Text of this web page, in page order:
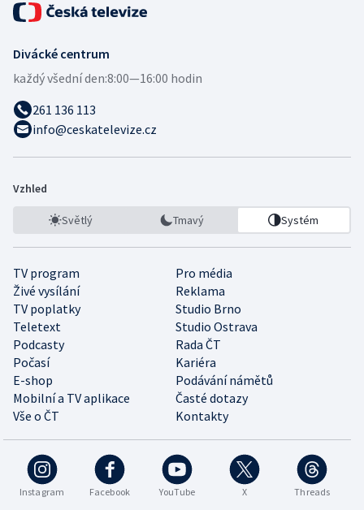
Divácké centrum
každý všední den:8:00—16:00 hodin
261 136 113
info@ceskatelevize.cz
Vzhled
Světlý Tmavý Systém
TV program
Pro média
Živé vysílání
Reklama
TV poplatky
Studio Brno
Teletext
Studio Ostrava
Podcasty
Rada ČT
Počasí
Kariéra
E-shop
Podávání námětů
Mobilní a TV aplikace
Časté dotazy
Vše o ČT
Kontakty
Instagram Facebook YouTube X Threads